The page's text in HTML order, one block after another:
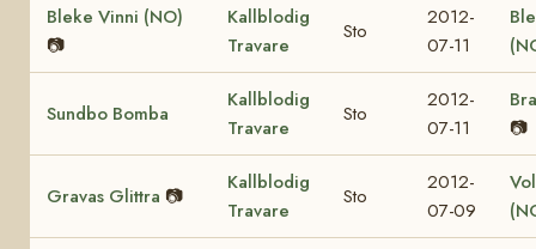
Bleke Vinni (NO)
📷
Kallblodig
Travare
Sto
2012-
07-11
Sundbo Bomba
Kallblodig
Travare
Sto
2012-
07-11
📷
Gravas Glittra 📷
Kallblodig
Travare
Sto
2012-
07-09